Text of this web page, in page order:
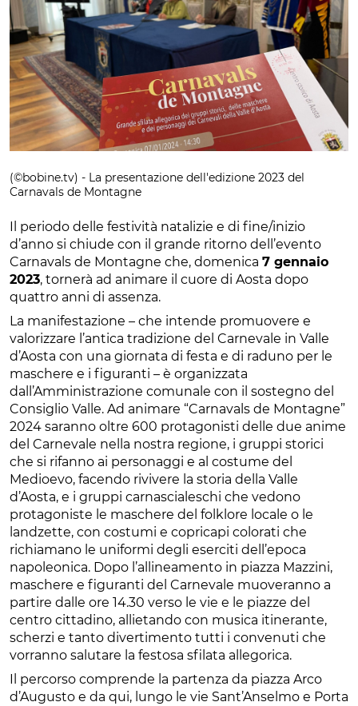
(©bobine.tv) - La presentazione dell'edizione 2023 del
Carnavals de Montagne
Il periodo delle festività natalizie e di fine/inizio
d’anno si chiude con il grande ritorno dell’evento
Carnavals de Montagne che, domenica 7 gennaio
2023, tornerà ad animare il cuore di Aosta dopo
quattro anni di assenza.
La manifestazione – che intende promuovere e
valorizzare l’antica tradizione del Carnevale in Valle
d’Aosta con una giornata di festa e di raduno per le
maschere e i figuranti – è organizzata
dall’Amministrazione comunale con il sostegno del
Consiglio Valle. Ad animare “Carnavals de Montagne”
2024 saranno oltre 600 protagonisti delle due anime
del Carnevale nella nostra regione, i gruppi storici
che si rifanno ai personaggi e al costume del
Medioevo, facendo rivivere la storia della Valle
d’Aosta, e i gruppi carnascialeschi che vedono
protagoniste le maschere del folklore locale o le
landzette, con costumi e copricapi colorati che
richiamano le uniformi degli eserciti dell’epoca
napoleonica. Dopo l’allineamento in piazza Mazzini,
maschere e figuranti del Carnevale muoveranno a
partire dalle ore 14.30 verso le vie e le piazze del
centro cittadino, allietando con musica itinerante,
scherzi e tanto divertimento tutti i convenuti che
vorranno salutare la festosa sfilata allegorica.
Il percorso comprende la partenza da piazza Arco
d’Augusto e da qui, lungo le vie Sant’Anselmo e Porta